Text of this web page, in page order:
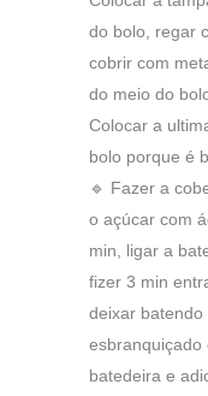
do bolo, regar
cobrir com
do meio do
Colocar a
bolo porque é
🔹 Fazer a
o açúcar com
min, ligar a
fizer 3 min
deixar batendo
esbranquiçado
batedeira e